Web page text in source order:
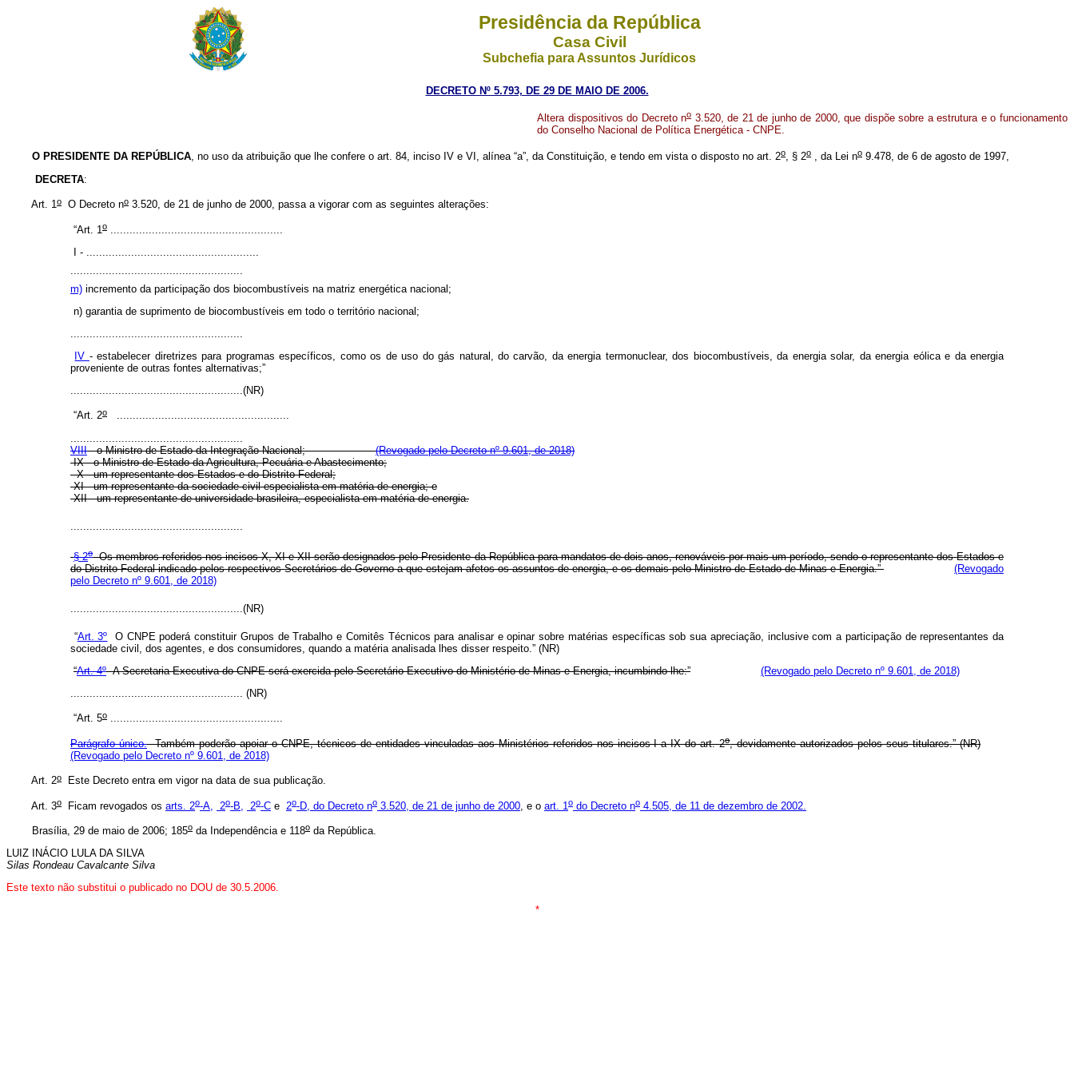
Presidência da República
Casa Civil
Subchefia para Assuntos Jurídicos
DECRETO Nº 5.793, DE 29 DE MAIO DE 2006.
Altera dispositivos do Decreto no3.520, de 21 de junho de 2000, que dispõe sobre a estrutura e o funcionamento
do Conselho Nacional de Política Energética - CNPE.
O PRESIDENTE DA REPÚBLICA, no uso da atribuição que lhe confere o art. 84, inciso IV e VI, alínea “a”, da Constituição, e tendo em vista o disposto no art. 2o, § 2o , da Lei no 9.478, de 6 de agosto de 1997,
DECRETA:
Art. 1o O Decreto no 3.520, de 21 de junho de 2000, passa a vigorar com as seguintes alterações:
“Art. 1o ......................................................
I - ......................................................
......................................................
m) incremento da participação dos biocombustíveis na matriz energética nacional;
n) garantia de suprimento de biocombustíveis em todo o território nacional;
......................................................
IV - estabelecer diretrizes para programas específicos, como os de uso do gás natural, do carvão, da energia termonuclear, dos biocombustíveis, da energia solar, da energia eólica e da energia
proveniente de outras fontes alternativas;”
......................................................(NR)
“Art. 2o
......................................................
VIII- o Ministro de Estado da Integração Nacional;
(Revogado pelo Decreto nº 9.601, de 2018)
IX - o Ministro de Estado da Agricultura, Pecuária e Abastecimento;
X - um representante dos Estados e do Distrito Federal;
XI - um representante da sociedade civil especialista em matéria de energia; e
XII - um representante de universidade brasileira, especialista em matéria de energia.
§ 2oOs membros referidos nos incisos X, XI e XII serão designados pelo Presidente da República para mandatos de dois anos, renováveis por mais um período, sendo o representante dos Estados e
do Distrito Federal indicado pelos respectivos Secretários de Governo a que estejam afetos os assuntos de energia, e os demais pelo Ministro de Estado de Minas e Energia.”
(Revogado
pelo Decreto nº 9.601, de 2018)
......................................................(NR)
“Art. 3º O CNPE poderá constituir Grupos de Trabalho e Comitês Técnicos para analisar e opinar sobre matérias específicas sob sua apreciação, inclusive com a participação de representantes da
sociedade civil, dos agentes, e dos consumidores, quando a matéria analisada lhes disser respeito.” (NR)
“Art. 4ºA Secretaria-Executiva do CNPE será exercida pelo Secretário-Executivo do Ministério de Minas e Energia, incumbindo-lhe:”
(Revogado pelo Decreto nº 9.601, de 2018)
...................................................... (NR)
“Art. 5o ......................................................
Parágrafo único.Também poderão apoiar o CNPE, técnicos de entidades vinculadas aos Ministérios referidos nos incisos I a IX do art. 2o, devidamente autorizados pelos seus titulares.” (NR)
(Revogado pelo Decreto nº 9.601, de 2018)
Art. 2o Este Decreto entra em vigor na data de sua publicação.
Art. 3o Ficam revogados os arts. 2o-A, 2o-B, 2o-C e 2o-D, do Decreto no 3.520, de 21 de junho de 2000 , e o art. 1 o do Decreto no 4.505, de 11 de dezembro de 2002.
Brasília, 29 de maio de 2006; 185o da Independência e 118o da República.
LUIZ INÁCIO LULA DA SILVA
Silas Rondeau Cavalcante Silva
Este texto não substitui o publicado no DOU de 30.5.2006.
*